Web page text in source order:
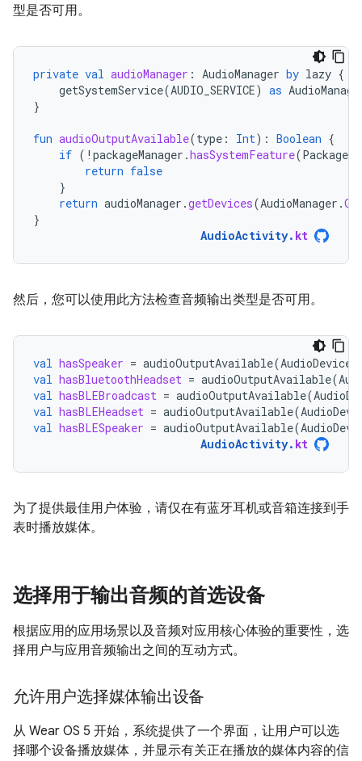
型是否可用。
private val audioManager : AudioManager by lazy {
getSystemService(AUDIO_SERVICE) as
}
fun audioOutputAvailable(type : Int): Boolean {
if ( ! packageManager .hasSystemFeature(
return false
}
return audioManager .getDevices(AudioManager .
}
AudioActivity. kt
然后，您可以使用此方法检查音频输出类型是否可用。
val hasSpeaker = audioOutputAvailable(
val hasBluetoothHeadset = audioOutputAvailable(
val hasBLEBroadcast = audioOutputAvailable(
val hasBLEHeadset = audioOutputAvailable(
val hasBLESpeaker = audioOutputAvailable(
AudioActivity. kt
为了提供最佳用户体验，请仅在有蓝牙耳机或音箱连接到手
表时播放媒体。
选择用于输出音频的首选设备
根据应用的应用场景以及音频对应用核心体验的重要性，选
择用户与应用音频输出之间的互动方式。
允许用户选择媒体输出设备
从 Wear OS 5 开始，系统提供了一个界面，让用户可以选
择哪个设备播放媒体，并显示有关正在播放的媒体内容的信